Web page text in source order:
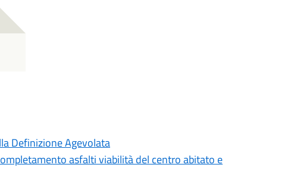
Definizione Agevolata
asfalti viabilità del centro abitato e